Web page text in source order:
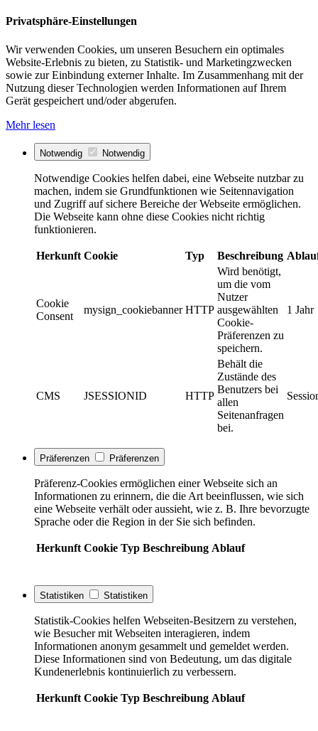
Privatsphäre-Einstellungen
Wir verwenden Cookies, um unseren Besuchern ein optimales
Website-Erlebnis zu bieten, zu Statistik- und Marketingzwecken
sowie zur Einbindung externer Inhalte. Im Zusammenhang mit der
Nutzung dieser Technologien werden Informationen auf Ihrem
Gerät gespeichert und/oder abgerufen.
Mehr lesen
Notwendig Notwendig
Notwendige Cookies helfen dabei, eine Webseite nutzbar zu
machen, indem sie Grundfunktionen wie Seitennavigation
und Zugriff auf sichere Bereiche der Webseite ermöglichen.
Die Webseite kann ohne diese Cookies nicht richtig
funktionieren.
Herkunft Cookie Typ Beschreibung
Cookie
Consent
mysign_cookiebanner HTTP
Wird benötigt,
um die vom
Nutzer
ausgewählten
Cookie-
Präferenzen zu
speichern.
1 Jahr
CMS JSESSIONID HTTP
Behält die
Zustände des
Benutzers bei
allen
Seitenanfragen
bei.
Präferenzen Präferenzen
Präferenz-Cookies ermöglichen einer Webseite sich an
Informationen zu erinnern, die die Art beeinflussen, wie sich
eine Webseite verhält oder aussieht, wie z. B. Ihre bevorzugte
Sprache oder die Region in der Sie sich befinden.
Herkunft Cookie Typ Beschreibung Ablauf
Statistiken Statistiken
Statistik-Cookies helfen Webseiten-Besitzern zu verstehen,
wie Besucher mit Webseiten interagieren, indem
Informationen anonym gesammelt und gemeldet werden.
Diese Informationen sind von Bedeutung, um das digitale
Kundenerlebnis kontinuierlich zu verbessern.
Herkunft Cookie Typ Beschreibung Ablauf